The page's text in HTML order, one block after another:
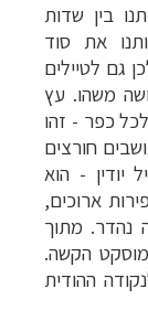
בין שדות
את סוד
גם לטיילים
משהו. עץ
כפר - זהו
חורצים
יודין - הוא
ארוכים,
נהדר. מתוך
הקשה.
ההודית